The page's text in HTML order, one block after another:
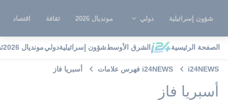
شؤون إسرائيلية دولي مونديال 2026 ثقافة اقتصاد
الصفحة الرئيسية الشرق الأوسطشؤون إسرائيليةدوليمونديال 2026
i24NEWS i24NEWS فهرس علامات أسبريا فاز
أسبريا فاز